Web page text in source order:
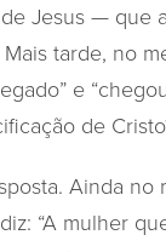
Jesus — que
tarde, no
e
de
Ainda
“A mulher